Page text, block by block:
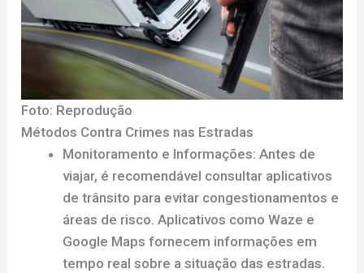
Foto: Reprodução
Métodos Contra Crimes nas Estradas
Monitoramento e Informações: Antes de
viajar, é recomendável consultar aplicativos
de trânsito para evitar congestionamentos e
áreas de risco. Aplicativos como Waze e
Google Maps fornecem informações em
tempo real sobre a situação das estradas.